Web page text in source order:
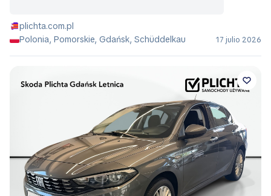
plichta.com.pl
Polonia, Pomorskie, Gdańsk, Schüddelkau
17 julio 2026